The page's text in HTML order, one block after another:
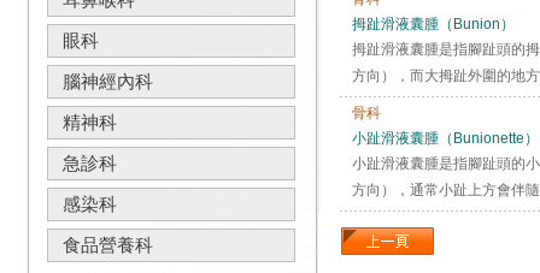
眼科
腦神經內科
精神科
急診科
感染科
食品營養科
拇趾滑液囊腫（Bunion）
拇趾滑液囊腫是指腳趾頭的
方向），而大拇趾外圍的地
骨科
小趾滑液囊腫（Bunionette）
小趾滑液囊腫是指腳趾頭的
方向），通常小趾上方會伴